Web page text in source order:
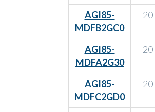
AGI85-
MDFB2GC0
20
AGI85-
MDFA2G30
20
AGI85-
MDFC2GD0
20